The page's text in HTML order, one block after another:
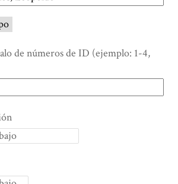
de números de ID (ejemplo: 1-4,